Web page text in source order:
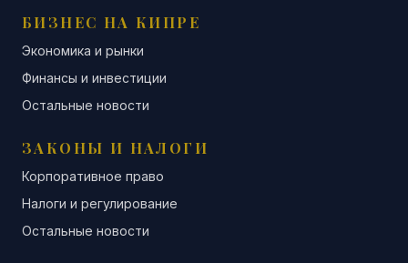
БИЗНЕС НА КИПРЕ
Экономика и рынки
Финансы и инвестиции
Остальные новости
ЗАКОНЫ И НАЛОГИ
Корпоративное право
Налоги и регулирование
Остальные новости